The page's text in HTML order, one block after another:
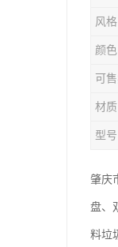
风格
颜色
可
材质
型号
肇庆
盘、
料垃